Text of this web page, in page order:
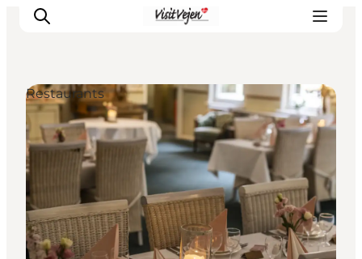
Restaurants
Schlafen
Nature
Städte
Events
Explore
Restaurants